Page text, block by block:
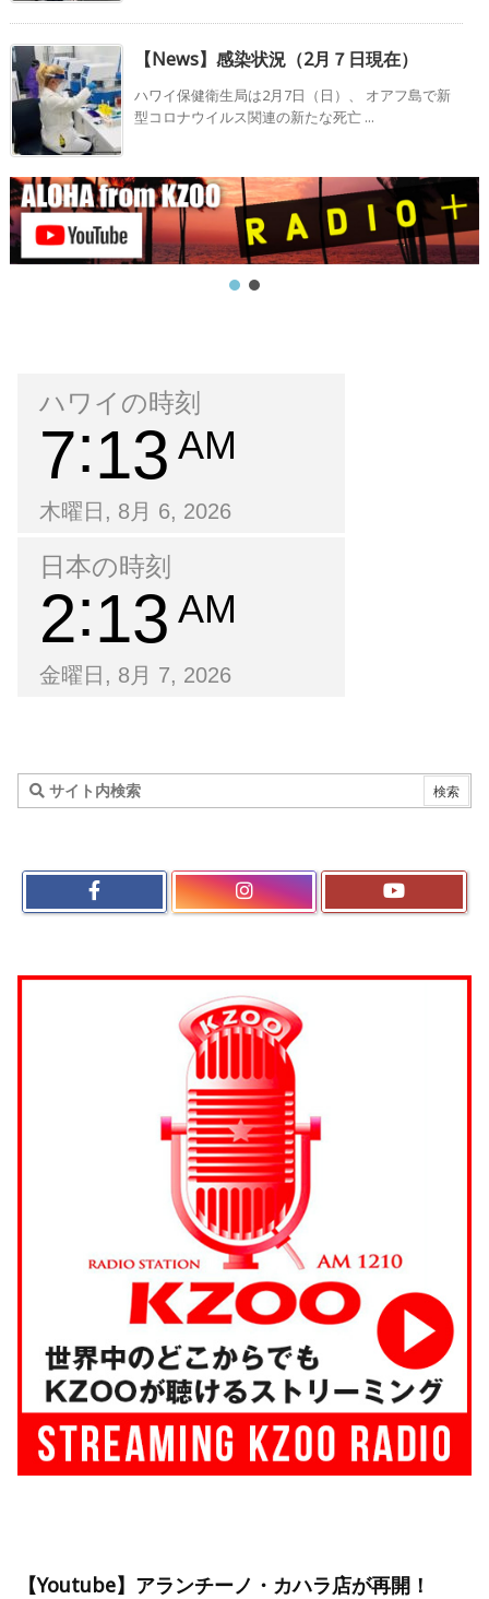
【News】感染状況（2月７日現在）
ハワイ保健衛生局は2月7日（日）、 オアフ島で新
型コロナウイルス関連の新たな死亡 ...
ハワイの時刻
7 13 AM
木曜日, 8月 6, 2026
日本の時刻
2 13 AM
金曜日, 8月 7, 2026
【Youtube】アランチーノ・カハラ店が再開！